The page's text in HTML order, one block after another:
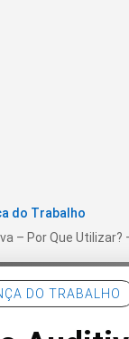
do Trabalho
– Por Que Utilizar?
DO TRABALHO